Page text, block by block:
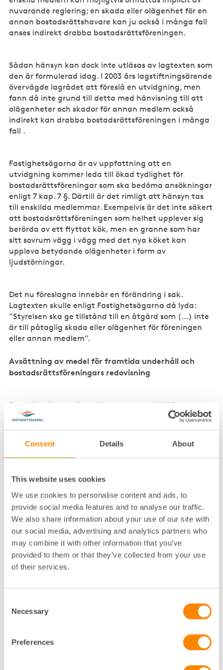
Consent Details About
This website uses cookies
We use cookies to personalise content and ads, to
provide social media features and to analyse our traffic.
We also share information about your use of our site with
our social media, advertising and analytics partners who
may combine it with other information that you’ve
provided to them or that they’ve collected from your use
of their services.
Selection
Necessary
Preferences
nuvarande reglering; en skada eller olägenhet för en
annan bostadsrättshavare kan ju också i många fall
anses indirekt drabba bostadsrättsföreningen.
Sådan hänsyn kan dock inte utläsas av lagtexten som
den är formulerad idag. I 2003 års lagstiftningsärende
övervägde lagrådet att föreslå en utvidgning, men
fann då inte grund till detta med hänvisning till att
olägenheter och skador för annan medlem också
indirekt kan drabba bostadsrättsföreningen i många
fall .
Fastighetsägarna är av uppfattning att en
utvidgning kommer leda till ökad tydlighet för
bostadsrättsföreningar som ska bedöma ansökningar
enligt 7 kap. 7 §. Därtill är det rimligt att hänsyn tas
till enskilda medlemmar. Exempelvis är det inte säkert
att bostadsrättsföreningen som helhet upplever sig
berörda av ett flyttat kök, men en granne som har
sitt sovrum vägg i vägg med det nya köket kan
uppleva betydande olägenheter i form av
ljudstörningar.
Det nu föreslagna innebär en förändring i sak.
Lagtexten skulle enligt Fastighetsägarna då lyda:
”Styrelsen ska ge tillstånd till en åtgärd som (…) inte
är till påtaglig skada eller olägenhet för föreningen
eller annan medlem”.
Avsättning av medel för framtida underhåll och
bostadsrättsföreningars redovisning
Fastighetsägarna har tillsammans med HSB,
Riksbyggen, Bostadsrätterna och FAR under
framtida underhåll och vilken information som ska
redovisas i årsredovisningen. Fastighetsägarna är
bostadsrättsföreningars redovisning bör behandlas
särskilt och att årsredovisningen som
informationsinstrument skulle ha mycket att vinna på
att bostadsrättsföreningar avsätter medel för
framtida underhåll genom avsättningar enligt
underhållsplan i stället för nuvarande ordning.
Fastighetsägarna har inget att erinra mot att införa
krav på redovisning av nyckeltal och
kassaflödesanalys i bostadsrättsföreningars
bostadsrättsförening som redovisar förlust bör lämna
årsredovisningen. Hur sådana upplysningar ska